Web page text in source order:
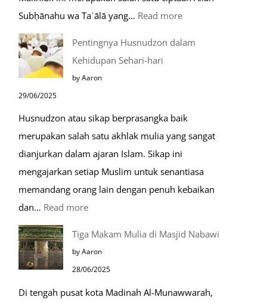
Subḥānahu wa Taʿālā yang… Read more:
Pentingnya Husnudzon dalam
Kehidupan Sehari-hari
by Aaron
29/06/2025
Husnudzon atau sikap berprasangka baik
merupakan salah satu akhlak mulia yang sangat
dianjurkan dalam ajaran Islam. Sikap ini
mengajarkan setiap Muslim untuk senantiasa
memandang orang lain dengan penuh kebaikan
dan… Read more:
Sehari-
Tiga Makam Mulia di Masjid Nabawi
by Aaron
28/06/2025
Di tengah pusat kota Madinah Al-Munawwarah,